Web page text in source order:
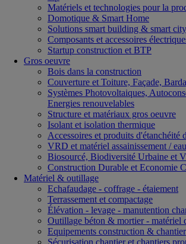
Matériels et technologies pour la
Domotique & Smart Home
Solutions smart building & smart city
Composants et accessoires
Startup construction et BTP
Gros oeuvre
Bois dans la construction
Couverture et Toiture, Façade,
Systèmes Photovoltaiques,
Energies renouvelables
Structure et matériaux gros oeuvre
Isolant et isolation thermique
Accessoires et produits d'étanchéité
VRD et matériel assainissement / eau
Biosourcé, Biodiversité Urbaine et
Construction Durable et Economie
Matériel & outillage
Echafaudage - coffrage - étaiement
Terrassement et compactage
Élévation - levage - manutention
Outillage béton & mortier - matériel
Equipements construction & chantier
Sécurisation chantier et chantiers